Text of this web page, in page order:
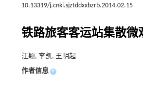
10.13319/j.cnki.sjztddxxbzrb.2014.02.15
铁路旅客客运站集散微
汪颖, 李凯, 王明起
作者信息 +